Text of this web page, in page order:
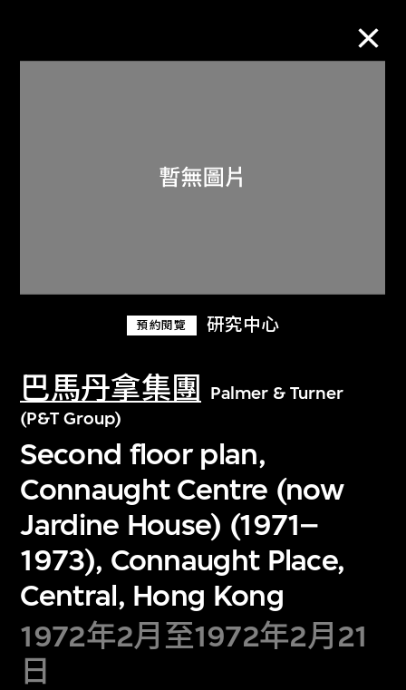
預約閱覽 研究中心
巴馬丹拿集團
Palmer & Turner
(P&T Group)
Second floor plan,
Connaught Centre (now
Jardine House) (1971–
1973), Connaught Place,
Central, Hong Kong
1972年2月至1972年2月21
日
關於M+藏品
探索世界頂級的二十及二十一世紀視覺
文化藏品。